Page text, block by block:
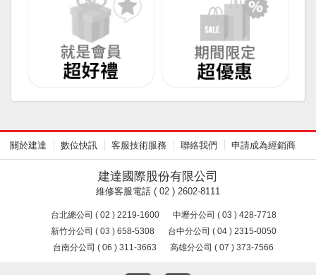
關於建達 數位快訊 客服技術服務 聯絡我們 申請成為經銷商
建達國際股份有限公司
維修客服電話 ( 02 ) 2602-8111
台北總公司 ( 02 ) 2219-1600
中壢分公司 ( 03 ) 428-7718
新竹分公司 ( 03 ) 658-5308
台中分公司 ( 04 ) 2315-0050
台南分公司 ( 06 ) 311-3663
高雄分公司 ( 07 ) 373-7566